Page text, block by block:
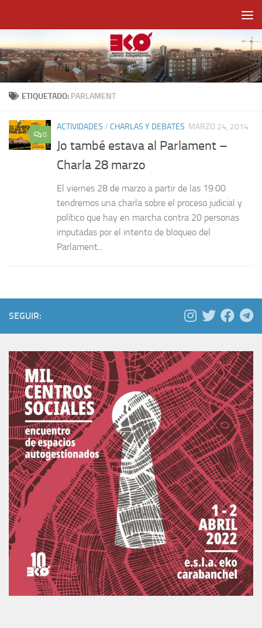
ETIQUETADO: PARLAMENT
0
ACTIVIDADES / CHARLAS Y DEBATES MARZO 24, 2014
Jo també estava al Parlament –
Charla 28 marzo
El viernes 28 de marzo a partir de las 19:00
tendremos una charla sobre el proceso judicial y
político que hay en marcha contra 20 personas
imputadas por el intento de bloqueo del
Parlament...
SEGUIR: